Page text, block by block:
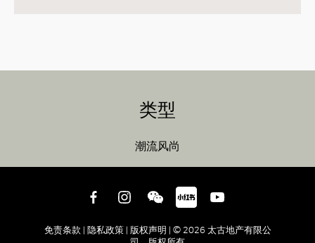
类型
潮流风尚
免责条款 | 隐私政策 | 版权声明 | © 2026 太古地产有限公